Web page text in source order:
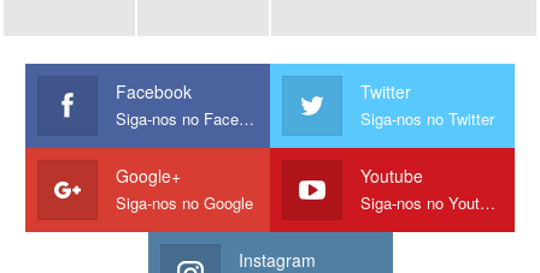
Facebook
Siga-nos no Facebook
Twitter
Siga-nos no Twitter
Google+
Siga-nos no Google
Youtube
Siga-nos no Youtube
Instagram